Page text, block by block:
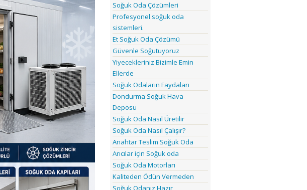
Soğuk Oda Çözümleri
Profesyonel soğuk oda
sistemleri.
Et Soğuk Oda Çözümü
Güvenle Soğutuyoruz
Yiyecekleriniz Bizimle Emin
Ellerde
Soğuk Odaların Faydaları
Dondurma Soğuk Hava
Deposu
Soğuk Oda Nasıl Üretilir
Soğuk Oda Nasıl Çalışır?
Anahtar Teslim Soğuk Oda
Arıcılar için Soğuk oda
Soğuk Oda Motorları
Kaliteden Ödün Vermeden
Soğuk Odanız Hazır